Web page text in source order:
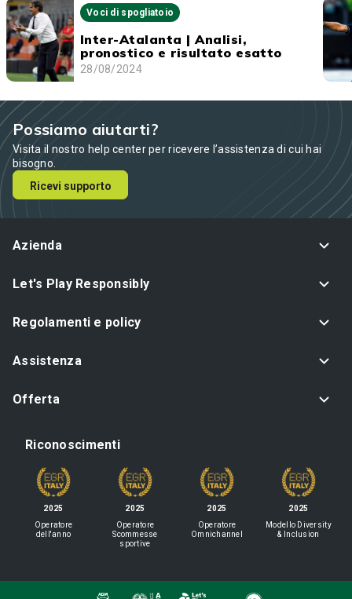
Voci di spogliatoio
Inter-Atalanta | Analisi,
pronostico e risultato esatto
28/08/2024
Possiamo aiutarti?
Visita il nostro help center per ricevere l’assistenza di cui hai
bisogno.
Ricevi supporto
Azienda
Let's Play Responsibly
Regolamenti e policy
Assistenza
Offerta
Riconoscimenti
2025
Operatore
dell'anno
2025
Operatore
Scommesse
sportive
2025
Operatore
Omnichannel
2025
Modello Diversity
& Inclusion